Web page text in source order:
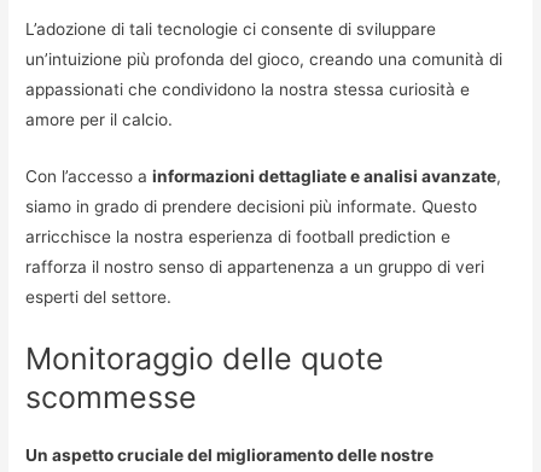
L’adozione di tali tecnologie ci consente di sviluppare
un’intuizione più profonda del gioco, creando una comunità di
appassionati che condividono la nostra stessa curiosità e
amore per il calcio.
Con l’accesso ainformazioni dettagliate e analisi avanzate,
siamo in grado di prendere decisioni più informate. Questo
arricchisce la nostra esperienza di football prediction e
rafforza il nostro senso di appartenenza a un gruppo di veri
esperti del settore.
Monitoraggio delle quote
scommesse
Un aspetto cruciale del miglioramento delle nostre